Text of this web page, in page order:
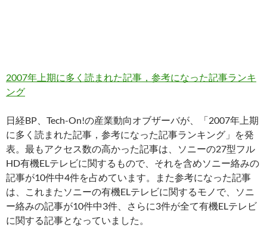
2007年上期に多く読まれた記事，参考になった記事ランキ
ング
日経BP、Tech-On!の産業動向オブザーバが、「2007年上期
に多く読まれた記事，参考になった記事ランキング」を発
表。最もアクセス数の高かった記事は、ソニーの27型フル
HD有機ELテレビに関するもので、それを含めソニー絡みの
記事が10件中4件を占めています。また参考になった記事
は、これまたソニーの有機ELテレビに関するモノで、ソニ
ー絡みの記事が10件中3件、さらに3件が全て有機ELテレビ
に関する記事となっていました。